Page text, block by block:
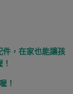
件，在家也能讓孩
！